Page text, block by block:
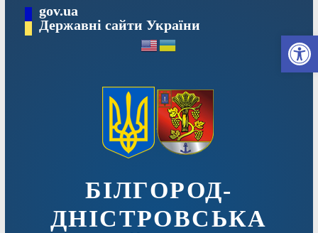
вмісту
gov.ua
Державні сайти України
БІЛГОРОД-
ДНІСТРОВСЬКА